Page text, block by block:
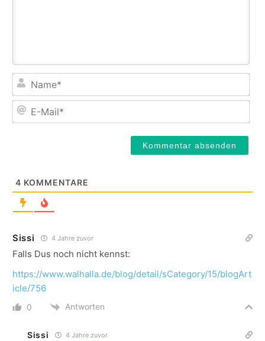
E-
4 KOMMENTARE
Sissi 4 Jahre zuvor
Falls Dus noch nicht kennst:
https://www.walhalla.de/blog/detail/sCategory/15/blogArt
icle/756
0 Antworten
Sissi 4 Jahre zuvor